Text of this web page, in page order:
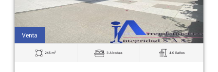
Venta
245 m2 3 Alcobas 4.0 Baños